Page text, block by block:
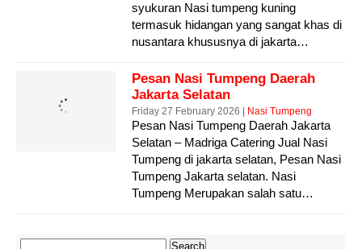
syukuran Nasi tumpeng kuning
termasuk hidangan yang sangat khas di
nusantara khususnya di jakarta…
Pesan Nasi Tumpeng Daerah
Jakarta Selatan
Friday 27 February 2026 | Nasi Tumpeng
Pesan Nasi Tumpeng Daerah Jakarta
Selatan – Madriga Catering Jual Nasi
Tumpeng di jakarta selatan, Pesan Nasi
Tumpeng Jakarta selatan. Nasi
Tumpeng Merupakan salah satu…